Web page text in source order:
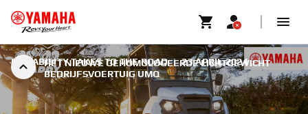
HET NIEUWE GEHOMOLOGEERDE LICHTGEWICHT
BEDRIJFSVOERTUIG UMQ
RELIABILITY TAKES TO THE ROAD | 23 APRIL 2024